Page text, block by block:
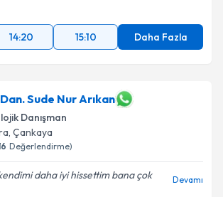
14:20 15:10 Daha Fazla
Sude Nur Arıkan
Danışman
, Çankaya
Değerlendirme)
daha iyi hissettim bana çok
Devamı